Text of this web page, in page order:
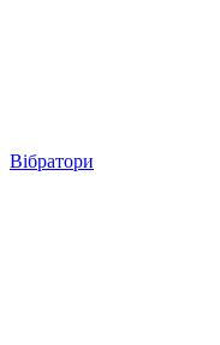
Вібратори